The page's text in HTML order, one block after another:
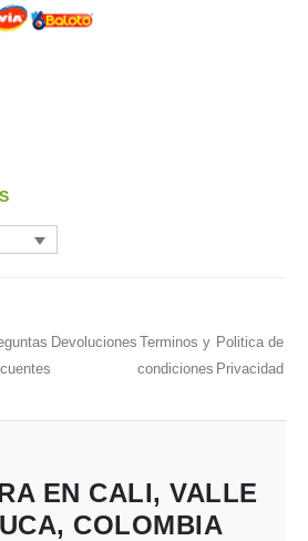
Devoluciones Terminos y
condiciones
Politica de
Privacidad
EN CALI, VALLE
COLOMBIA